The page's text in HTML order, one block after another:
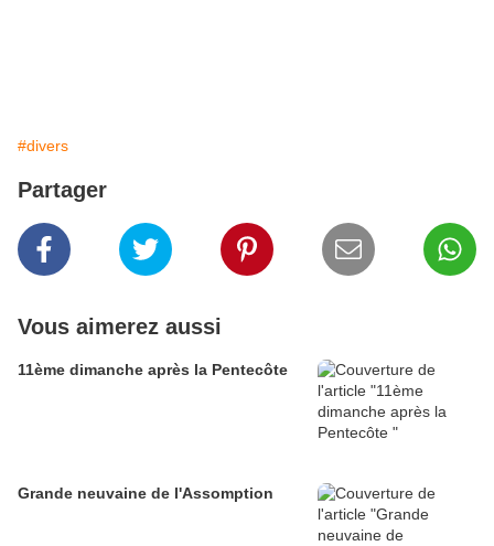
#divers
Partager
Vous aimerez aussi
11ème dimanche après la Pentecôte
Grande neuvaine de l'Assomption